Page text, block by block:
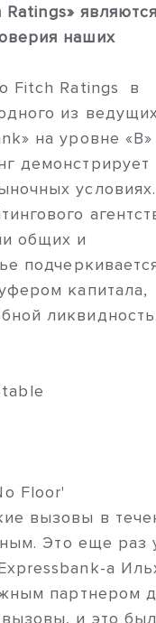
Ratings» являются
наших
Fitch Ratings в
из
на уровне «B»
демонстрирует
условиях.
общих и
капитала,
Floor'
вызовы в
Это еще раз
a
партнером
и это